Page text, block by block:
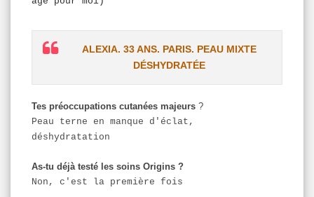
ALEXIA. 33 ANS. PARIS. PEAU MIXTE
DÉSHYDRATÉE
Tes préoccupations cutanées majeurs ?
Peau terne en manque d'éclat,
déshydratation
As-tu déjà testé les soins Origins ?
Non, c'est la première fois